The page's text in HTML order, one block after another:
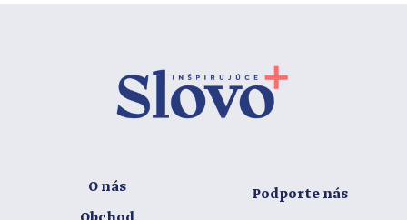
O nás
Podporte nás